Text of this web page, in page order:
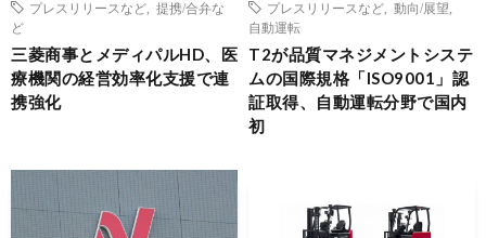
プレスリリースなど
提携/合弁な
ど
三菱商事とメディパルHD、医
療機関の経営効率化支援で連
携強化
プレスリリースなど
動向/展望
自動運転
T2が品質マネジメントシステ
ムの国際規格「ISO9001」認
証取得、自動運転分野で国内
初